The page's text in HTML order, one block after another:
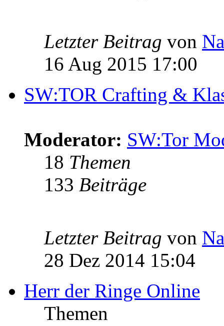
Letzter Beitrag von
16 Aug 2015 17:00
SW:TOR Crafting &
Moderator: SW:Tor
18 Themen
133 Beiträge
Letzter Beitrag von
28 Dez 2014 15:04
Herr der Ringe Online
Themen